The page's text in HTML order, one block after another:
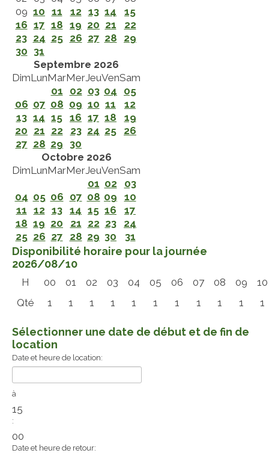
09 10 11 12 13 14
15
16 17 18 19 20 21
22
23 24 25 26 27 28
29
30 31
Septembre 2026
DimLunMarMerJeuVenSam
01
02 03 04
05
06 07 08 09 10 11
12
13 14 15 16 17 18
19
20 21 22 23 24 25
26
27 28 29 30
Octobre 2026
DimLunMarMerJeuVenSam
01 02
03
04 05 06 07 08 09
10
11 12 13 14 15 16
17
18 19 20 21 22 23
24
25 26 27 28 29 30 31
Disponibilité horaire pour la journée
2026/08/10
H 00 01 02 03 04 05 06 07 08 09
10
Qté
1 1 1 1 1 1 1 1 1 1 1
Sélectionner une date de début et de fin de
location
Date et heure de location:
à
15
:
00
Date et heure de retour: